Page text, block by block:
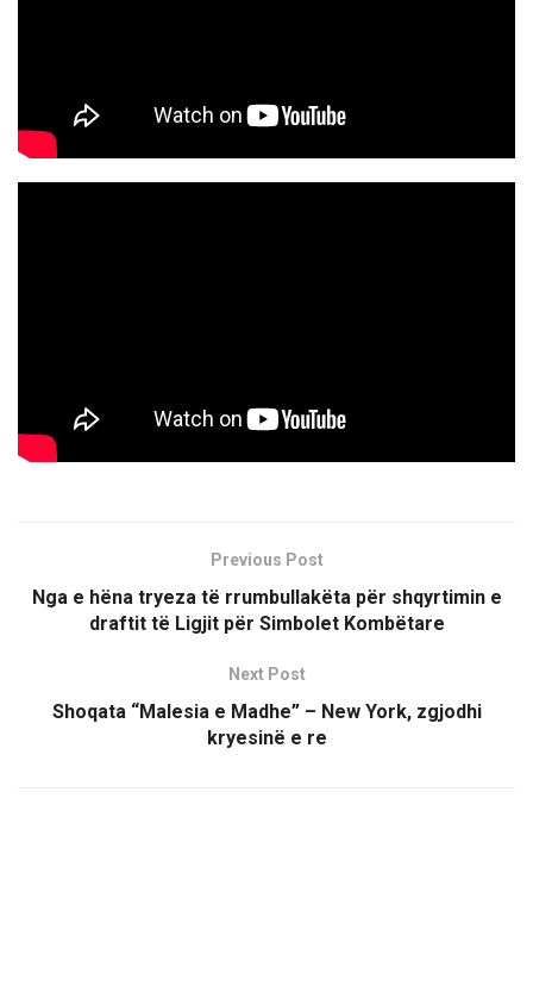
Previous Post
Nga e hëna tryeza të rrumbullakëta për shqyrtimin e
draftit të Ligjit për Simbolet Kombëtare
Next Post
Shoqata “Malesia e Madhe” – New York, zgjodhi
kryesinë e re